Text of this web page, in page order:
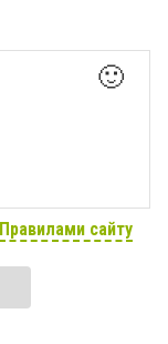
🙂
Правилами сайту